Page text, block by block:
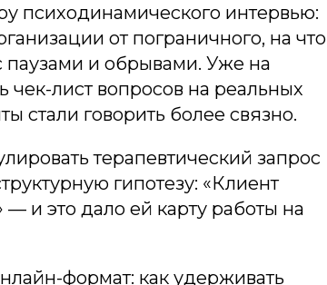
психодинамического интервью:
от пограничного, на что
паузами и обрывами. Уже на
чек-лист вопросов на реальных
стали говорить более связно.
терапевтический запрос
гипотезу: «Клиент
— и это дало ей карту работы на
формат: как удерживать